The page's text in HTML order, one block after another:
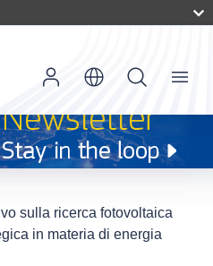
Menu
sulla ricerca fotovoltaica
in materia di energia